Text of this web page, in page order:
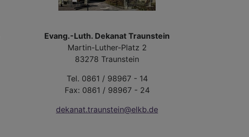
Evang.-Luth. Dekanat Traunstein
Martin-Luther-Platz 2
83278 Traunstein
Tel. 0861 / 98967 - 14
Fax: 0861 / 98967 - 24
dekanat.traunstein@elkb.de